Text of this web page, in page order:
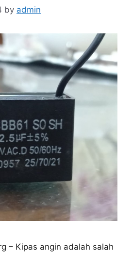
by admin
– Kipas angin adalah salah